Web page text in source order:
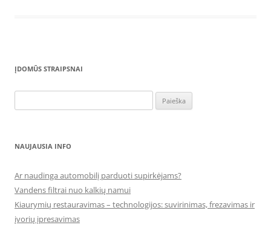
ĮDOMŪS STRAIPSNAI
NAUJAUSIA INFO
Ar naudinga automobilį parduoti supirkėjams?
Vandens filtrai nuo kalkių namui
Kiaurymių restauravimas – technologijos: suvirinimas, frezavimas ir
įvorių įpresavimas